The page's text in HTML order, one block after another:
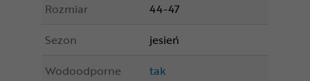
Rozmiar
44-47
Sezon
jesień
Wodoodporne
tak